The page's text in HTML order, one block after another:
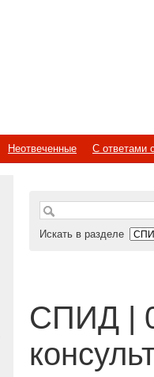
Неотвеченные
С ответами
Искать в разделе
СПИД |